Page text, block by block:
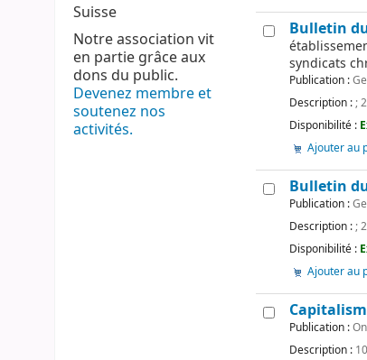
Suisse
Notre association vit
en partie grâce aux
dons du public.
Devenez membre et
soutenez nos
activités.
Bulletin
syndicats
Publication :
Description :;
Disponibilité :
Ajouter au
Bulletin
Publication :
Description :;
Disponibilité :
Ajouter au
Publication :
Description :